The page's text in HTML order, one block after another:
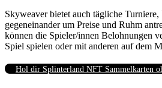
Skyweaver bietet auch tägliche
gegeneinander um Preise und Ruhm
können die Spieler/innen Belohnungen
Spiel spielen oder mit anderen auf dem
Hol dir Splinterland NFT Sammelkarten